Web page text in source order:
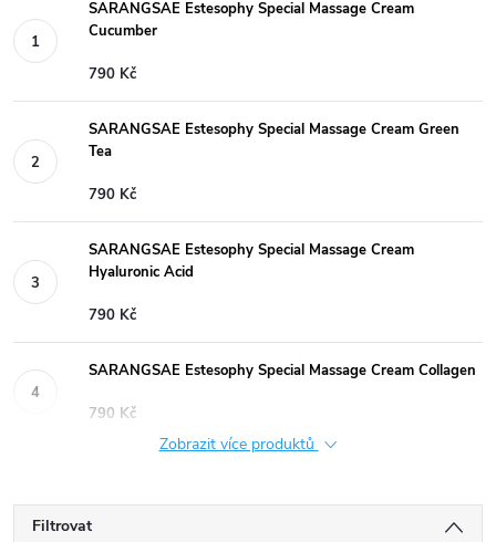
SARANGSAE Estesophy Special Massage Cream
Cucumber
790 Kč
SARANGSAE Estesophy Special Massage Cream Green
Tea
790 Kč
SARANGSAE Estesophy Special Massage Cream
Hyaluronic Acid
790 Kč
SARANGSAE Estesophy Special Massage Cream Collagen
790 Kč
Zobrazit více produktů
Filtrovat